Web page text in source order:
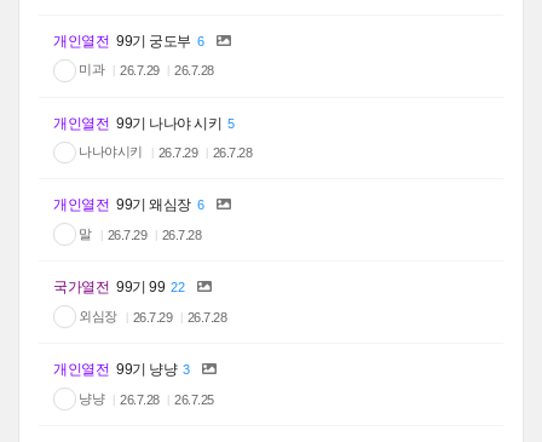
개인열전 99기 궁도부 6
미과
26.7.29 26.7.28
개인열전 99기 나나야 시키 5
나나야시키
26.7.29 26.7.28
개인열전 99기 왜심장 6
말
26.7.29 26.7.28
국가열전 99기 99 22
외심장
26.7.29 26.7.28
개인열전 99기 냥냥 3
냥냥
26.7.28 26.7.25